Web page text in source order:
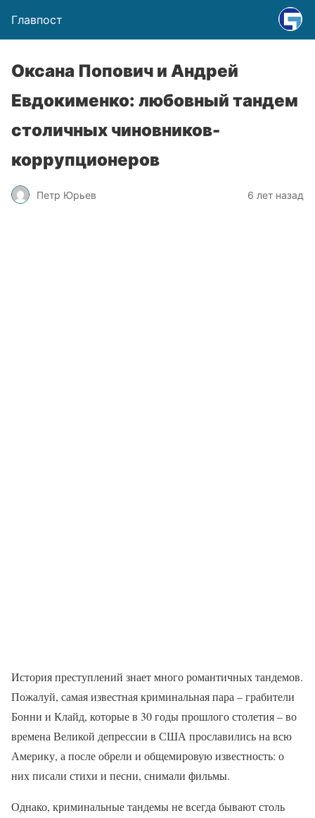
Главпост
Оксана Попович и Андрей
Евдокименко: любовный тандем
столичных чиновников-
коррупционеров
Петр Юрьев 6 лет назад
История преступлений знает много романтичных тандемов.
Пожалуй, самая известная криминальная пара – грабители
Бонни и Клайд, которые в 30 годы прошлого столетия – во
времена Великой депрессии в США прославились на всю
Америку, а после обрели и общемировую известность: о
них писали стихи и песни, снимали фильмы.
Однако, криминальные тандемы не всегда бывают столь